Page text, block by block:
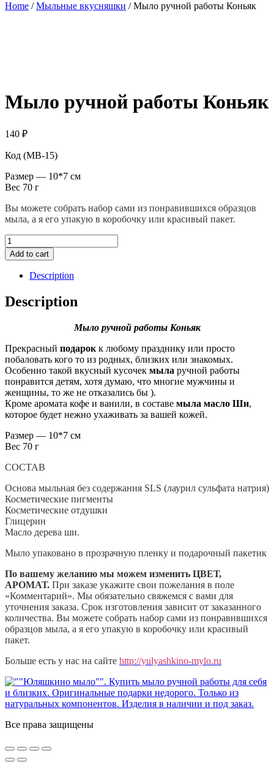
Home /Мыльные вкусняшки / Мыло ручной работы Коньяк
Мыло ручной работы Коньяк
140 ₽
Код (МВ-15)
Размер — 10*7 см
Вес 70 г
Вы можете собрать набор сами из понравившихся образцов
мыла, а я его упакую в коробочку или красивый пакет.
Мыло
ручной
работы
Коньяк
quantity
Add to cart
Description
Description
Мыло ручной работы Коньяк
Прекрасный подарок к любому празднику или просто
побаловать кого то из родных, близких или знакомых.
Особенно такой вкусный кусочек мыла ручной работы
понравится детям, хотя думаю, что многие мужчины и
женщины, то же не отказались бы ).
Кроме аромата кофе и ванили, в составе мыла масло Ши,
которое будет нежно ухаживать за вашей кожей.
Размер — 10*7 см
Вес 70 г
СОСТАВ
Основа мыльная без содержания SLS (лаурил сульфата натрия)
Косметические пигменты
Косметические отдушки
Глицерин
Масло дерева ши.
Мыло упаковано в прозрачную пленку и подарочный пакетик
По вашему желанию мы можем изменить ЦВЕТ,
АРОМАТ. При заказе укажите свои пожелания в поле
«Комментарий». Мы обязательно свяжемся с вами для
уточнения заказа. Срок изготовления зависит от заказанного
количества. Вы можете собрать набор сами из понравившихся
образцов мыла, а я его упакую в коробочку или красивый
пакет.
Больше есть у нас на сайте http://yulyashkino-mylo.ru
Все права защищены